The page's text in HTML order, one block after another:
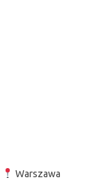
Warszawa